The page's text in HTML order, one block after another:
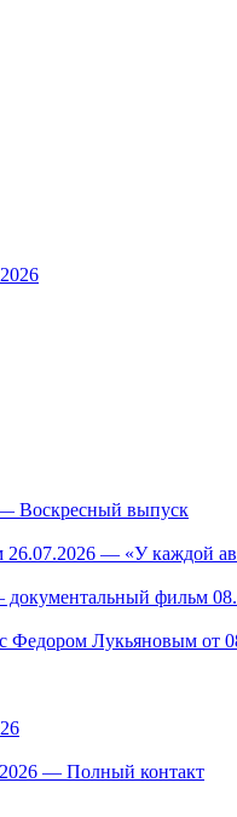
Воскресный выпуск
— «У каждой
документальный фильм
Федором Лукьяновым от
— Полный контакт